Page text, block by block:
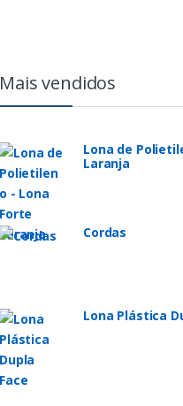
Mais vendidos
Lona de
Laranja
Cordas
Lona Plástica